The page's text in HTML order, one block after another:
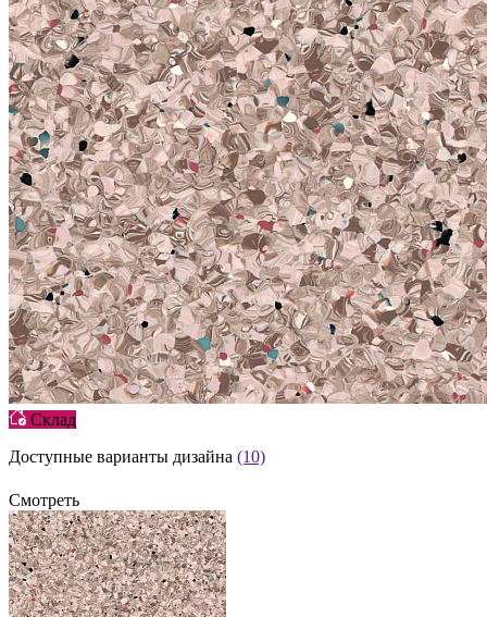
Склад
Доступные варианты дизайна (10)
Смотреть